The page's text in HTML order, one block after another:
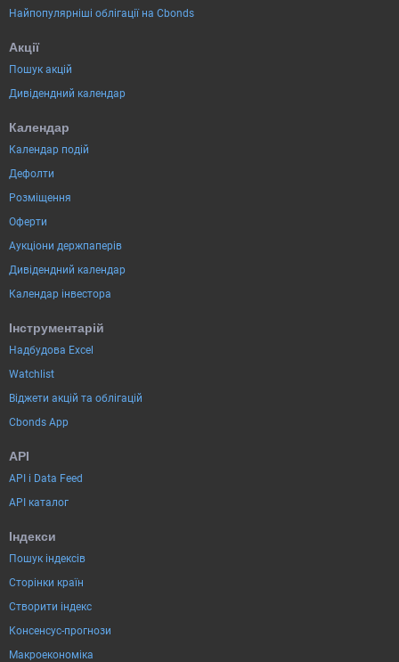
Найпопулярніші облігації на Cbonds
Акції
Пошук акцій
Дивідендний календар
Календар
Календар подій
Дефолти
Розміщення
Оферти
Аукціони держпаперів
Дивідендний календар
Календар інвестора
Інструментарій
Надбудова Excel
Watchlist
Віджети акцій та облігацій
Cbonds App
API
API і Data Feed
API каталог
Індекси
Пошук індексів
Сторінки країн
Створити індекс
Консенсус-прогнози
Макроекономіка